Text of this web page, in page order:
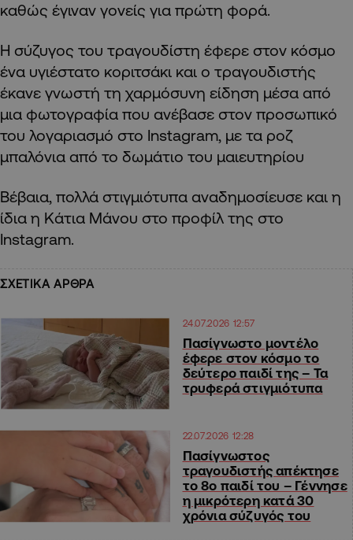
καθώς έγιναν γονείς για πρώτη φορά.
Η σύζυγος του τραγουδίστη έφερε στον κόσμο
ένα υγιέστατο κοριτσάκι και ο τραγουδιστής
έκανε γνωστή τη χαρμόσυνη είδηση μέσα από
μια φωτογραφία που ανέβασε στον προσωπικό
του λογαριασμό στο Instagram, με τα ροζ
μπαλόνια από το δωμάτιο του μαιευτηρίου
Βέβαια, πολλά στιγμιότυπα αναδημοσίευσε και η
ίδια η Κάτια Μάνου στο προφίλ της στο
Instagram.
ΣΧΕΤΙΚΑ ΑΡΘΡΑ
24.07.2026 12:57
Πασίγνωστο μοντέλο
έφερε στον κόσμο το
δεύτερο παιδί της – Τα
τρυφερά στιγμιότυπα
22.07.2026 12:28
Πασίγνωστος
τραγουδιστής απέκτησε
το 8ο παιδί του – Γέννησε
η μικρότερη κατά 30
χρόνια σύζυγός του